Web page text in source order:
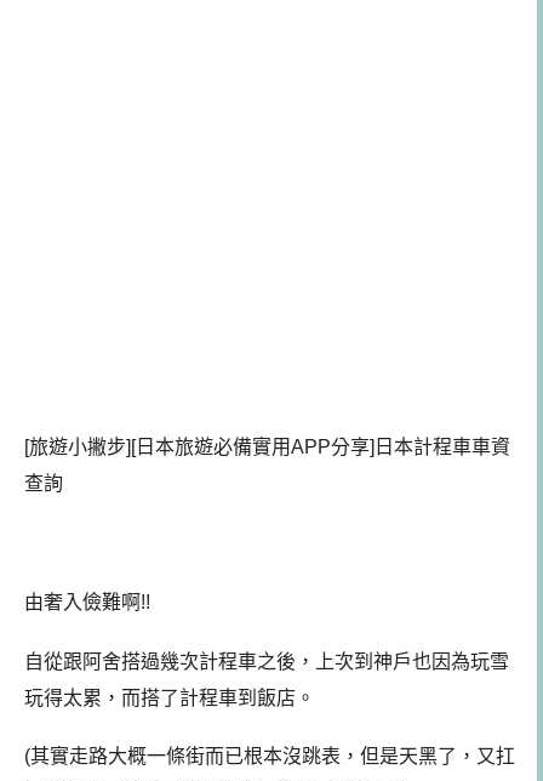
[旅遊小撇步][日本旅遊必備實用APP分享]日本計程車車資
查詢
由奢入儉難啊!!
自從跟阿舍搭過幾次計程車之後，上次到神戶也因為玩雪
玩得太累，而搭了計程車到飯店。
(其實走路大概一條街而已根本沒跳表，但是天黑了，又扛